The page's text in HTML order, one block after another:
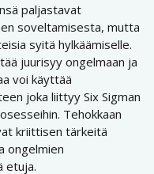
paljastavat
soveltamisesta, mutta
syitä hylkäämiselle.
juurisyy ongelmaan ja
voi käyttää
joka liittyy Six Sigman
Tehokkaan
kriittisen tärkeitä
ongelmien
etuja.